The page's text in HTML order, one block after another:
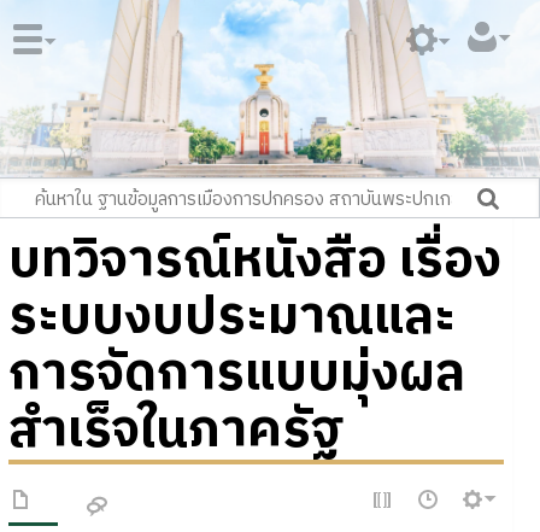
บทวิจารณ์หนังสือ เรื่อง
ระบบงบประมาณและ
การจัดการแบบมุ่งผล
สำเร็จในภาครัฐ